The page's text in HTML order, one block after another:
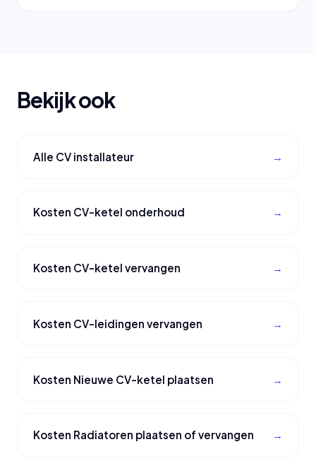
Bekijk ook
Alle CV installateur
Kosten CV-ketel onderhoud
Kosten CV-ketel vervangen
Kosten CV-leidingen vervangen
Kosten Nieuwe CV-ketel plaatsen
Kosten Radiatoren plaatsen of vervangen